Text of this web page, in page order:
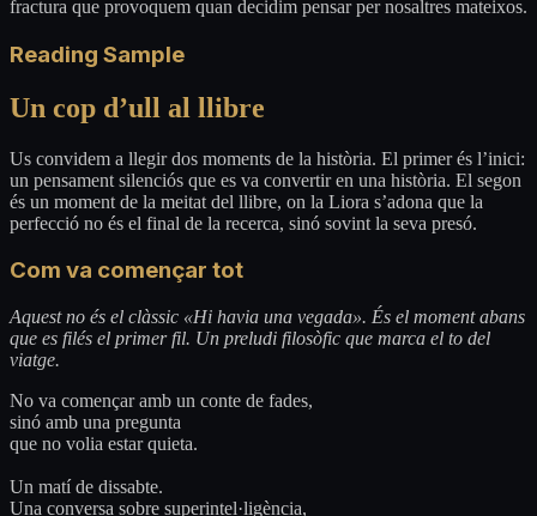
fractura que provoquem quan decidim pensar per nosaltres mateixos.
Reading Sample
Un cop d’ull al llibre
Us convidem a llegir dos moments de la història. El primer és l’inici:
un pensament silenciós que es va convertir en una història. El segon
és un moment de la meitat del llibre, on la Liora s’adona que la
perfecció no és el final de la recerca, sinó sovint la seva presó.
Com va començar tot
Aquest no és el clàssic «Hi havia una vegada». És el moment abans
que es filés el primer fil. Un preludi filosòfic que marca el to del
viatge.
No va començar amb un conte de fades,
sinó amb una pregunta
que no volia estar quieta.
Un matí de dissabte.
Una conversa sobre superintel·ligència,